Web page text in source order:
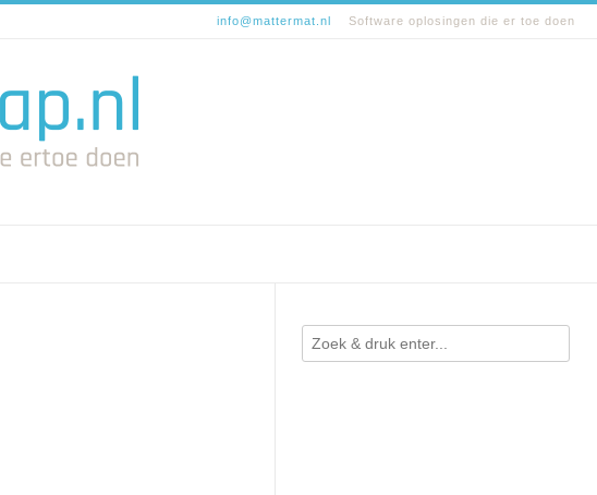
info@mattermat.nl Software oplosingen die er toe doen